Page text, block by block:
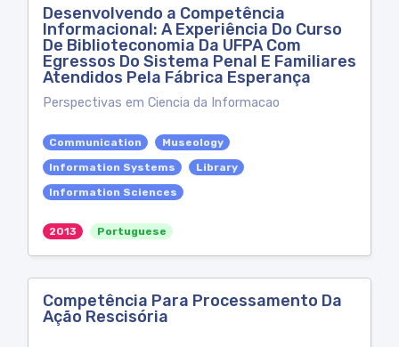
Desenvolvendo a Competência
Informacional: A Experiência Do Curso
De Biblioteconomia Da UFPA Com
Egressos Do Sistema Penal E Familiares
Atendidos Pela Fábrica Esperança
Perspectivas em Ciencia da Informacao
Communication
Museology
Information Systems
Library
Information Sciences
2013 Portuguese
Competência Para Processamento Da
Ação Rescisória